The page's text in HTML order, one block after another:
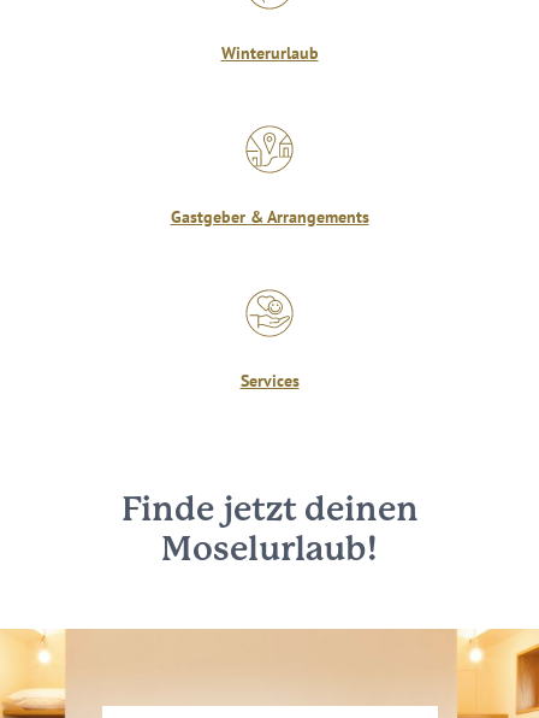
Winterurlaub
Gastgeber & Arrangements
Services
Finde jetzt deinen
Moselurlaub!